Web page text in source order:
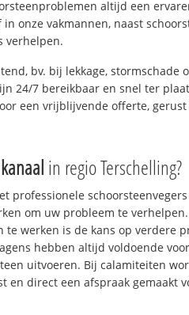
altijd een
onze vakmannen, naast
verhelpen.
bv. bij lekkage, stormschade
24/7 bereikbaar en snel ter
een vrijblijvende offerte,
in regio Terschelling?
professionele
om uw probleem te
te werken is de kans op verdere
hebben altijd voldoende
uitvoeren. Bij calamiteiten
en direct een afspraak gemaakt